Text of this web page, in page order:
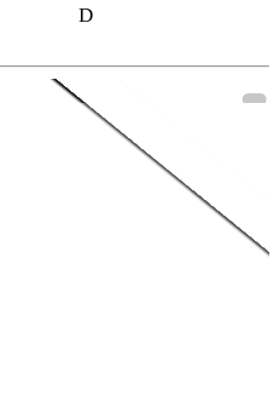
D
Aktionsmodell
3,99% Sonderfinanzie